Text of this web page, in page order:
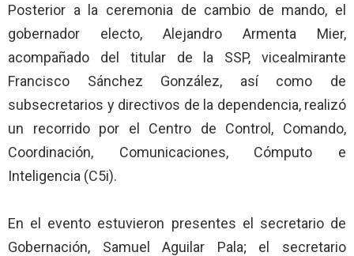
Posterior a la ceremonia de cambio de mando, el
gobernador electo, Alejandro Armenta Mier,
acompañado del titular de la SSP, vicealmirante
Francisco Sánchez González, así como de
subsecretarios y directivos de la dependencia, realizó
un recorrido por el Centro de Control, Comando,
Coordinación, Comunicaciones, Cómputo e
Inteligencia (C5i).
En el evento estuvieron presentes el secretario de
Gobernación, Samuel Aguilar Pala; el secretario